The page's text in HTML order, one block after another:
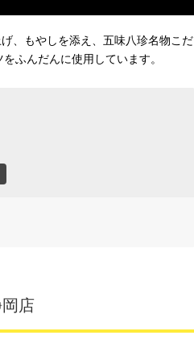
、もやしを添え、五味八珍名物こだ
ふんだんに使用しています。
店